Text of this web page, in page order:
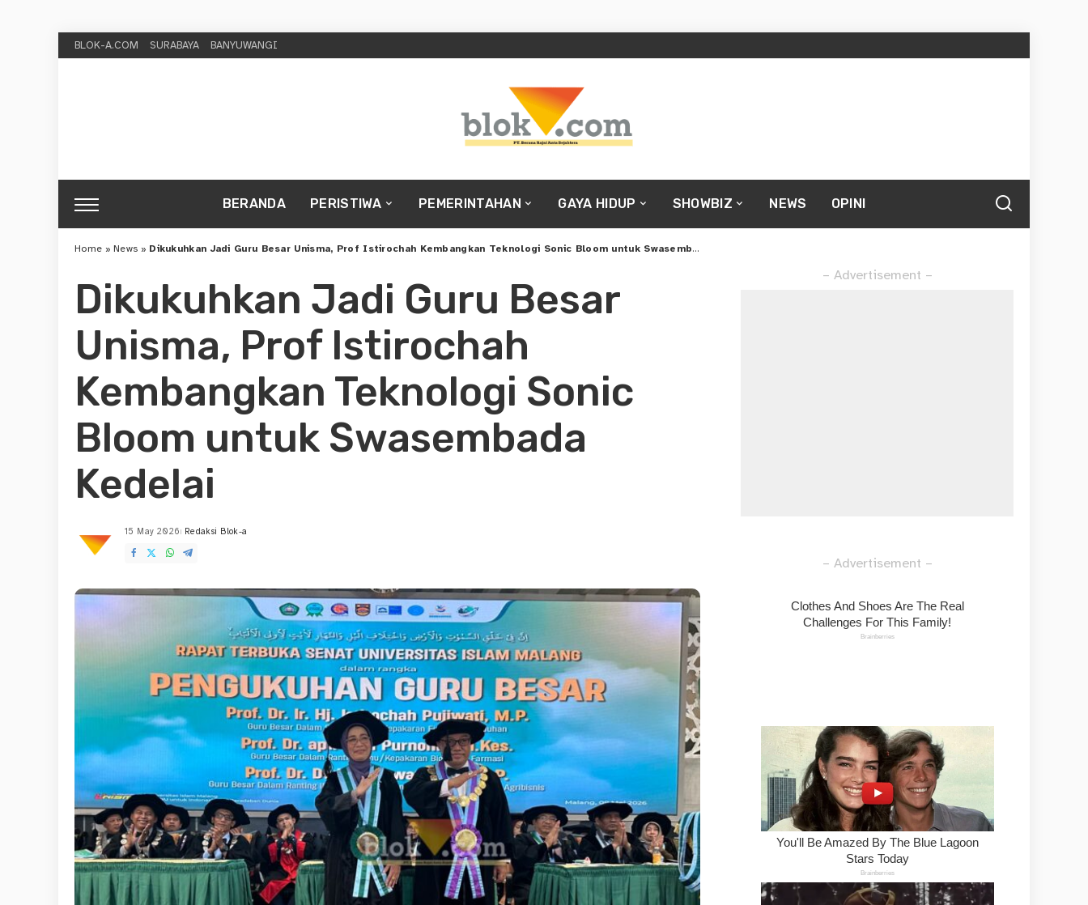
BLOK-A.COM SURABAYA BANYUWANGI
BERANDA PERISTIWA PEMERINTAHAN GAYA HIDUP SHOWBIZ NEWS OPINI
Home »News » Dikukuhkan Jadi Guru Besar Unisma, Prof Istirochah Kembangkan Teknologi Sonic Bloom untuk Swasembada Kedelai
Dikukuhkan Jadi Guru Besar
Unisma, Prof Istirochah
Kembangkan Teknologi Sonic
Bloom untuk Swasembada
Kedelai
15 May 2026
Posted
by
Redaksi Blok-a
– Advertisement –
– Advertisement –